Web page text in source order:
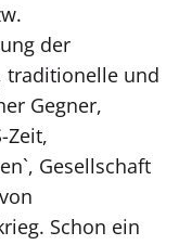
der
traditionelle und
Gegner,
Zeit,
Gesellschaft
Schon ein